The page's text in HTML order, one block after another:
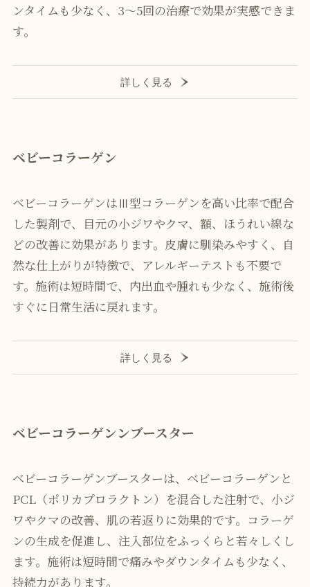
ンタイムも少なく、3～5回の治療で効果が実感できま
す。
詳しく見る
ベビーコラーゲン
ベビーコラーゲンはⅢ型コラーゲンを高い比率で配合
した製剤で、目元の小ジワやクマ、額、ほうれい線な
どの改善に効果があります。皮膚に馴染みやすく、自
然な仕上がりが特徴で、アレルギーテストも不要で
す。施術は短時間で、内出血や腫れも少なく、施術後
すぐに日常生活に戻れます。
詳しく見る
ベビーコラーゲンンブースター
ベビーコラーゲンブースターは、ベビーコラーゲンと
PCL（ポリカプロラクトン）を混合した注射で、小ジ
ワやクマの改善、肌の若返りに効果的です。コラーゲ
ンの生成を促進し、注入部位をふっくらと若々しくし
ます。施術は短時間で痛みやダウンタイムも少なく、
持続力があります。